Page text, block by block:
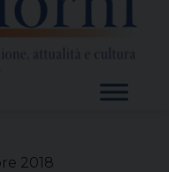
2018